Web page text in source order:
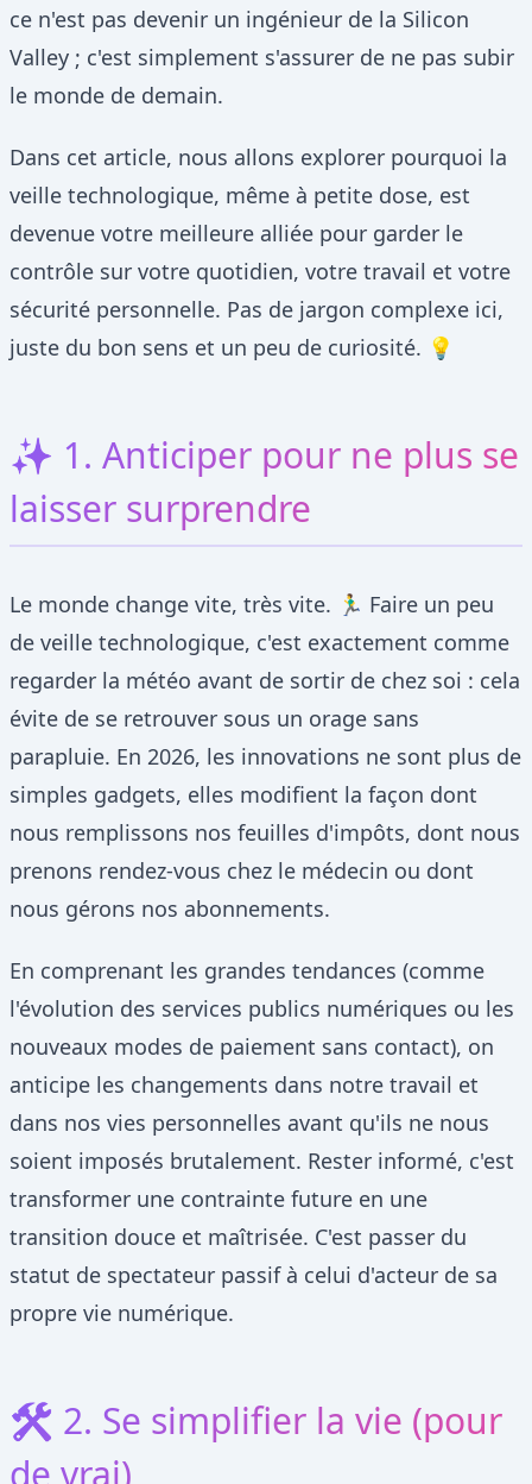
ce n'est pas devenir un ingénieur de la Silicon
Valley ; c'est simplement s'assurer de ne pas subir
le monde de demain.
Dans cet article, nous allons explorer pourquoi la
veille technologique, même à petite dose, est
devenue votre meilleure alliée pour garder le
contrôle sur votre quotidien, votre travail et votre
sécurité personnelle. Pas de jargon complexe ici,
juste du bon sens et un peu de curiosité. 💡
✨ 1. Anticiper pour ne plus se
laisser surprendre
Le monde change vite, très vite. 🏃‍♂️ Faire un peu
de veille technologique, c'est exactement comme
regarder la météo avant de sortir de chez soi : cela
évite de se retrouver sous un orage sans
parapluie. En 2026, les innovations ne sont plus de
simples gadgets, elles modifient la façon dont
nous remplissons nos feuilles d'impôts, dont nous
prenons rendez-vous chez le médecin ou dont
nous gérons nos abonnements.
En comprenant les grandes tendances (comme
l'évolution des services publics numériques ou les
nouveaux modes de paiement sans contact), on
anticipe les changements dans notre travail et
dans nos vies personnelles avant qu'ils ne nous
soient imposés brutalement. Rester informé, c'est
transformer une contrainte future en une
transition douce et maîtrisée. C'est passer du
statut de spectateur passif à celui d'acteur de sa
propre vie numérique.
🛠️ 2. Se simplifier la vie (pour
de vrai)